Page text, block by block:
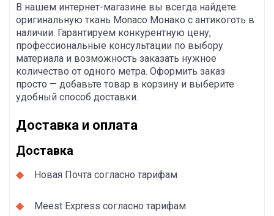
В нашем интернет-магазине вы всегда найдете
оригинальную ткань Monaco Монако с антикоготь в
наличии. Гарантируем конкурентную цену,
профессиональные консультации по выбору
материала и возможность заказать нужное
количество от одного метра. Оформить заказ
просто — добавьте товар в корзину и выберите
удобный способ доставки.
Доставка и оплата
Доставка
Новая Почта согласно тарифам
Meest Express согласно тарифам